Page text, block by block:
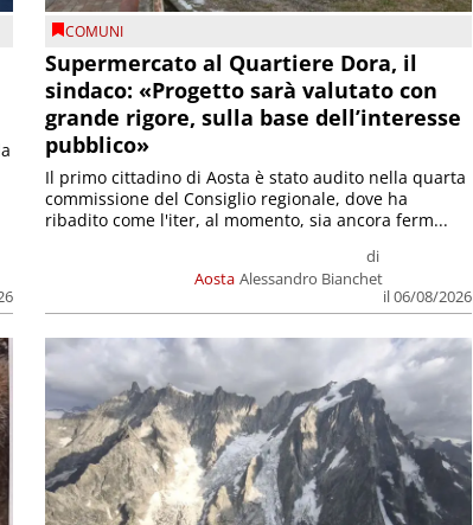
COMUNI
Supermercato al Quartiere Dora, il
sindaco: «Progetto sarà valutato con
grande rigore, sulla base dell’interesse
pubblico»
Aosta
di
Alessandro Bianchet
il 06/08/2026
Il primo cittadino di Aosta è stato audito nella quarta
commissione del Consiglio regionale, dove ha
ribadito come l'iter, al momento, sia ancora ferm...